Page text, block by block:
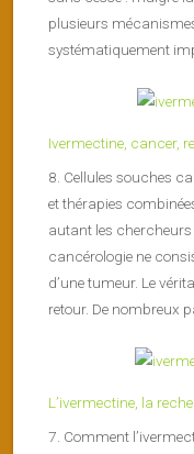
plusieurs
systématiquement
Ivermectine, cancer,
8. Cellules souches
et thérapies
autant les chercheurs
cancérologie ne
d’une tumeur. Le
retour. De nombreux
L’ivermectine, la
7. Comment